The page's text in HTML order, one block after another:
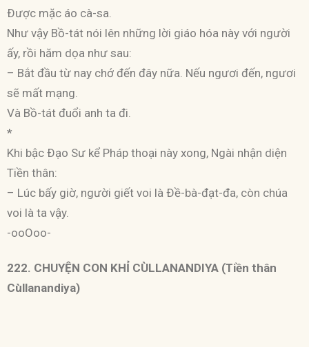
Ðược mặc áo cà-sa.
Như vậy Bồ-tát nói lên những lời giáo hóa này với người
ấy, rồi hăm dọa như sau:
– Bắt đầu từ nay chớ đến đây nữa. Nếu ngươi đến, ngươi
sẽ mất mạng.
Và Bồ-tát đuổi anh ta đi.
*
Khi bậc Ðạo Sư kể Pháp thoại này xong, Ngài nhận diện
Tiền thân:
– Lúc bấy giờ, người giết voi là Ðề-bà-đạt-đa, còn chúa
voi là ta vậy.
-ooOoo-
222. CHUYỆN CON KHỈ CÙLLANANDIYA (Tiền thân
Cùllanandiya)